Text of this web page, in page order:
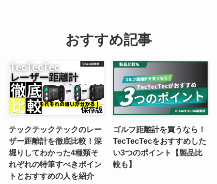
おすすめ記事
テックテックテックのレー
ザー距離計を徹底比較！深
堀りしてわかった4種類そ
れぞれの特筆すべきポイン
トとおすすめの人を紹介
ゴルフ距離計を買うなら！
TecTecTecをおすすめした
い3つのポイント【製品比
較も】